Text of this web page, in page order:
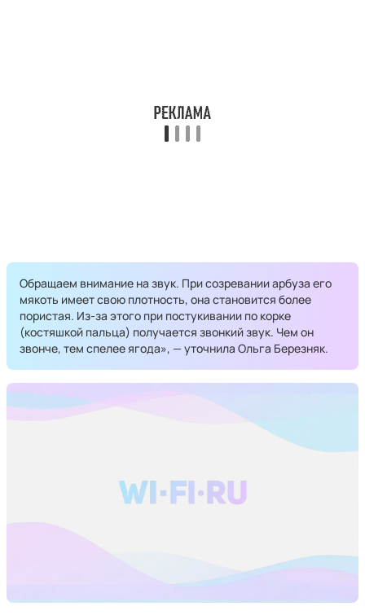
Обращаем внимание на звук. При созревании арбуза его
мякоть имеет свою плотность, она становится более
пористая. Из-за этого при постукивании по корке
(костяшкой пальца) получается звонкий звук. Чем он
звонче, тем спелее ягода», — уточнила Ольга Березняк.